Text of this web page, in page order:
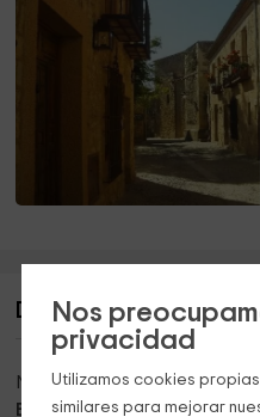
Nos
privacidad
Utilizamos cookies
similares para mejorar
Descripción de La
Nuestro establecimiento se
Buitrago de Lozoya, una